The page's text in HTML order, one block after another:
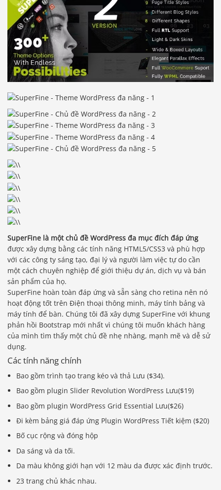
SuperFine là một chủ đề WordPress đa mục đích đáp ứng
được xây dựng bằng các tính năng HTML5/CSS3 và phù hợp
với các công ty sáng tạo, đại lý và người làm việc tự do cần
một cách chuyên nghiệp để giới thiệu dự án, dịch vụ và bán
sản phẩm của họ.
SuperFine hoàn toàn đáp ứng và sẵn sàng cho retina nên nó
hoạt động tốt trên Điện thoại thông minh, máy tính bảng và
máy tính để bàn. Chúng tôi đã xây dựng SuperFine với khung
phản hồi Bootstrap mới nhất vì chúng tôi muốn khách hàng
của mình tìm thấy một chủ đề nhẹ nhàng, mạnh mẽ và dễ sử
dụng.
Các tính năng chính
Bao gồm trình tạo trang kéo và thả Lưu ($34).
Bao gồm plugin Slider Revolution WordPress Lưu($19)
Bao gồm plugin WordPress Grid Essential Lưu($26)
Đi kèm bảng giá đáp ứng Plugin WordPress Tiết kiệm ($20)
Bố cục rộng và đóng hộp
Da sáng và da tối.
Da màu không giới hạn với 12 màu da được xác định trước.
23 trang chủ khác nhau.